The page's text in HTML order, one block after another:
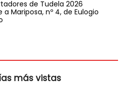
de Tudela 2026
a Mariposa, nº 4, de Eulogio
más vistas